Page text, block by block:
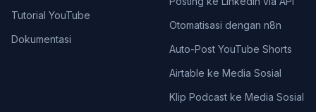
Tutorial YouTube
Dokumentasi
Otomatisasi dengan n8n
Auto-Post YouTube Shorts
Airtable ke Media Sosial
Klip Podcast ke Media Sosial